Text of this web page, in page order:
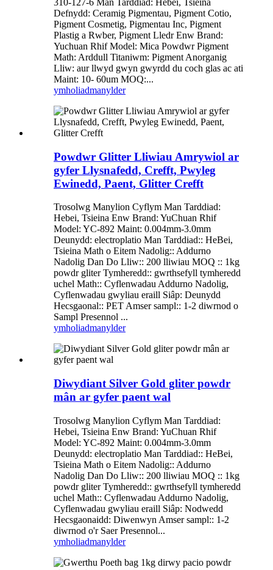
Defnydd: Ceramig Pigmentau, Pigment Cotio,
Pigment Cosmetig, Pigmentau Inc, Pigment
Plastig a Rwber, Pigment Lledr Enw Brand:
Yuchuan Rhif Model: Mica Powdwr Pigment
Math: Arddull Titaniwm: Pigment Anorganig
Lliw: aur llwyd gwyn gwyrdd du coch glas ac ati
Maint: 10- 60um MOQ:...
ymholiadmanylder
Powdwr Glitter Lliwiau Amrywiol ar
gyfer Llysnafedd, Crefft, Pwyleg
Ewinedd, Paent, Glitter Crefft
Trosolwg Manylion Cyflym Man Tarddiad:
Hebei, Tsieina Enw Brand: YuChuan Rhif
Model: YC-892 Maint: 0.004mm-3.0mm
Deunydd: electroplatio Man Tarddiad:: HeBei,
Tsieina Math o Eitem Nadolig:: Addurno
Nadolig Dan Do Lliw:: 200 lliwiau MOQ :: 1kg
powdr gliter Tymheredd:: gwrthsefyll tymheredd
uchel Math:: Cyflenwadau Addurno Nadolig,
Cyflenwadau gwyliau eraill Siâp: Deunydd
Hecsgaonal:: PET Amser sampl:: 1-2 diwrnod o
Sampl Presennol ...
ymholiadmanylder
Diwydiant Silver Gold gliter powdr
mân ar gyfer paent wal
Trosolwg Manylion Cyflym Man Tarddiad:
Hebei, Tsieina Enw Brand: YuChuan Rhif
Model: YC-892 Maint: 0.004mm-3.0mm
Deunydd: electroplatio Man Tarddiad:: HeBei,
Tsieina Math o Eitem Nadolig:: Addurno
Nadolig Dan Do Lliw:: 200 lliwiau MOQ :: 1kg
powdr gliter Tymheredd:: gwrthsefyll tymheredd
uchel Math:: Cyflenwadau Addurno Nadolig,
Cyflenwadau gwyliau eraill Siâp: Nodwedd
Hecsgaonaidd: Diwenwyn Amser sampl:: 1-2
diwrnod o'r Saer Presennol...
ymholiadmanylder